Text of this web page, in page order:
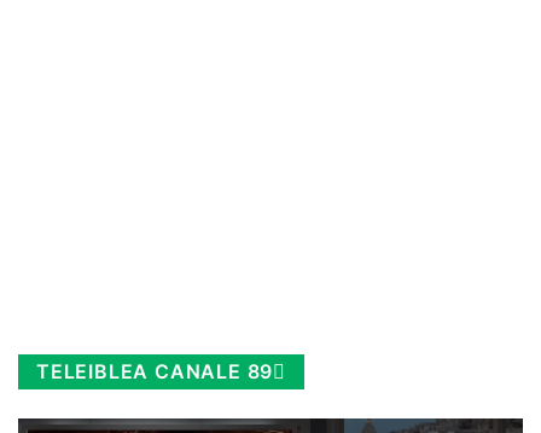
TELEIBLEA CANALE 89